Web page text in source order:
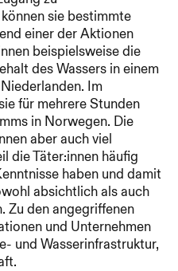
sie bestimmte
einer der Aktionen
beispielsweise die
des Wassers in einem
Im
für mehrere Stunden
in Norwegen. Die
aber auch viel
die Täter:innen häufig
haben und damit
absichtlich als auch
Zu den angegriffenen
und Unternehmen
und Wasserinfrastruktur,